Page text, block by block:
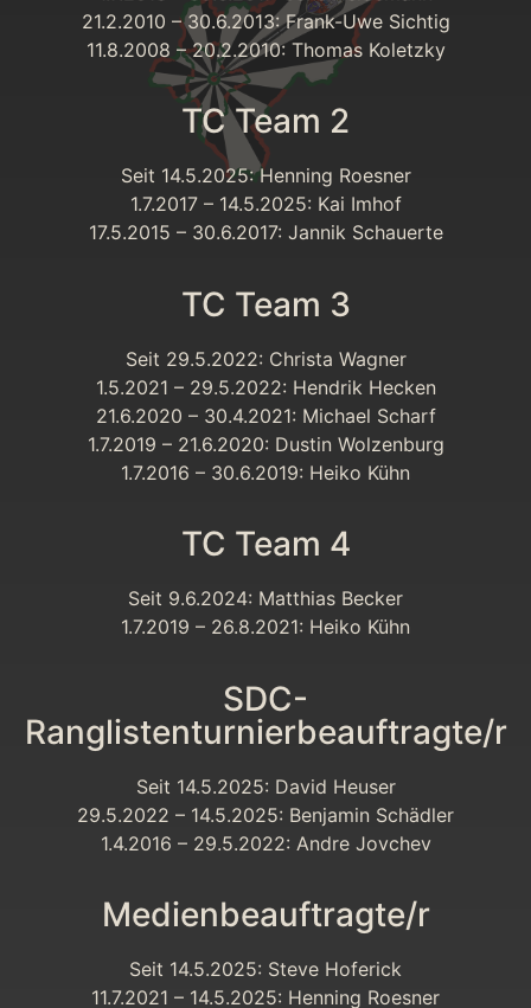
21.2.2010 – 30.6.2013: Frank-Uwe Sichtig
11.8.2008 – 20.2.2010: Thomas Koletzky
TC Team 2
Seit 14.5.2025: Henning Roesner
1.7.2017 – 14.5.2025: Kai Imhof
17.5.2015 – 30.6.2017: Jannik Schauerte
TC Team 3
Seit 29.5.2022: Christa Wagner
1.5.2021 – 29.5.2022: Hendrik Hecken
21.6.2020 – 30.4.2021: Michael Scharf
1.7.2019 – 21.6.2020: Dustin Wolzenburg
1.7.2016 – 30.6.2019: Heiko Kühn
TC Team 4
Seit 9.6.2024: Matthias Becker
1.7.2019 – 26.8.2021: Heiko Kühn
SDC-
Ranglistenturnierbeauftragte/r
Seit 14.5.2025: David Heuser
29.5.2022 – 14.5.2025: Benjamin Schädler
1.4.2016 – 29.5.2022: Andre Jovchev
Medienbeauftragte/r
Seit 14.5.2025: Steve Hoferick
11.7.2021 – 14.5.2025: Henning Roesner